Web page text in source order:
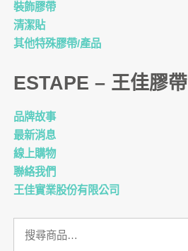
裝飾膠帶
清潔貼
其他特殊膠帶/產品
ESTAPE – 王佳膠帶
品牌故事
最新消息
線上購物
聯絡我們
王佳實業股份有限公司